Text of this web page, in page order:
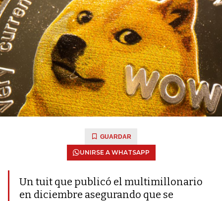
GUARDAR
UNIRSE A WHATSAPP
Un tuit que publicó el multimillonario
en diciembre asegurando que se